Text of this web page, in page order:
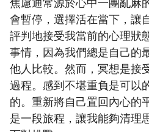
會暫停，選擇活在當下，讓
評判地接受我當前的心理狀
事情，因為我們總是自己的
他人比較。然而，冥想是接
過程。感到不堪重負是可以
的。重新將自己置回內心的
是一段旅程，讓我能夠清理